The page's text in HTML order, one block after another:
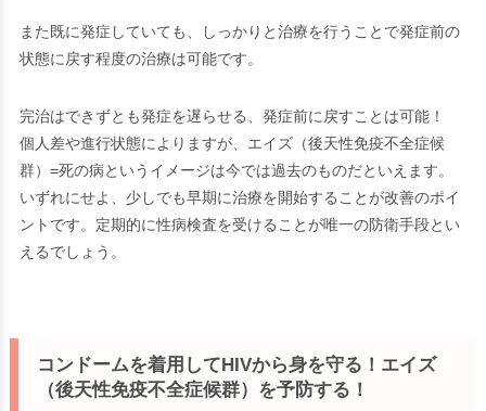
また既に発症していても、しっかりと治療を行うことで発症前の
状態に戻す程度の治療は可能です。
完治はできずとも発症を遅らせる、発症前に戻すことは可能！
個人差や進行状態によりますが、 エイズ（後天性免疫不全症候
群）=死の病というイメージは今では過去のものだといえます。
いずれにせよ、少しでも早期に治療を開始することが改善のポイ
ントです。定期的に性病検査を受けることが唯一の防衛手段とい
えるでしょう。
コンドームを着用してHIVから身を守る！エイズ
（後天性免疫不全症候群）を予防する！